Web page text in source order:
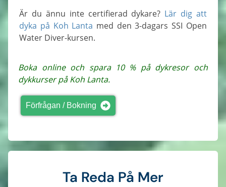
Är du ännu inte certifierad dykare? Lär dig att
dyka på Koh Lanta med den 3-dagars SSI Open
Water Diver-kursen.
Boka online och spara 10 % på dykresor och
dykkurser på Koh Lanta.
Förfrågan / Bokning
Ta Reda På Mer